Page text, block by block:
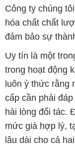
Công ty chúng
hóa chất chất
đảm bảo sự
Uy tín là một
trong hoạt động
luôn ý thức rằng
cấp cần phải
hài lòng đối tác.
mức giá hợp lý,
lâu dài cho cả